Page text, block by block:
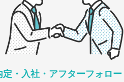
定・入社・アフターフォロー